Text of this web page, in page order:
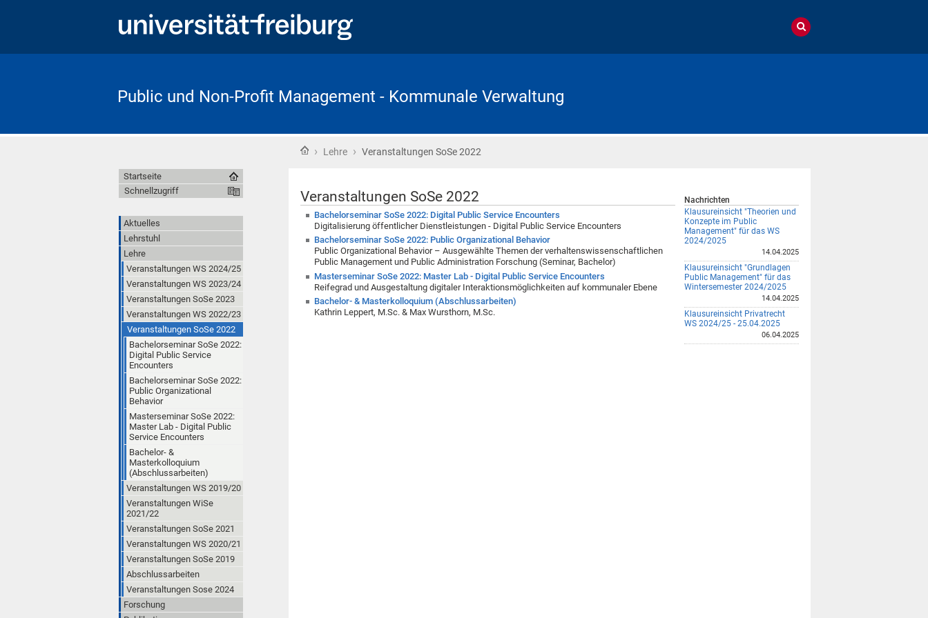
Public und Non-Profit Management - Kommunale Verwaltung
Startseite
› Lehre › Veranstaltungen SoSe 2022
Veranstaltungen SoSe 2022
Bachelorseminar SoSe 2022: Digital Public Service Encounters
Digitalisierung öffentlicher Dienstleistungen - Digital Public Service Encounters
Bachelorseminar SoSe 2022: Public Organizational Behavior
Public Organizational Behavior – Ausgewählte Themen der verhaltenswissenschaftlichen
Public Management und Public Administration Forschung (Seminar, Bachelor)
Masterseminar SoSe 2022: Master Lab - Digital Public Service Encounters
Reifegrad und Ausgestaltung digitaler Interaktionsmöglichkeiten auf kommunaler Ebene
Bachelor- & Masterkolloquium (Abschlussarbeiten)
Kathrin Leppert, M.Sc. & Max Wursthorn, M.Sc.
Nachrichten
Klausureinsicht "Theorien und
Konzepte im Public
Management" für das WS
2024/2025
14.04.2025
Klausureinsicht "Grundlagen
Public Management" für das
Wintersemester 2024/2025
14.04.2025
Klausureinsicht Privatrecht
WS 2024/25 - 25.04.2025
06.04.2025
Startseite
Schnellzugriff
Aktuelles
Lehrstuhl
Lehre
Veranstaltungen WS 2024/25
Veranstaltungen WS 2023/24
Veranstaltungen SoSe 2023
Veranstaltungen WS 2022/23
Veranstaltungen SoSe 2022
Bachelorseminar SoSe 2022:
Digital Public Service
Encounters
Bachelorseminar SoSe 2022:
Public Organizational
Behavior
Masterseminar SoSe 2022:
Master Lab - Digital Public
Service Encounters
Bachelor- &
Masterkolloquium
(Abschlussarbeiten)
Veranstaltungen WS 2019/20
Veranstaltungen WiSe
2021/22
Veranstaltungen SoSe 2021
Veranstaltungen WS 2020/21
Veranstaltungen SoSe 2019
Abschlussarbeiten
Veranstaltungen Sose 2024
Forschung